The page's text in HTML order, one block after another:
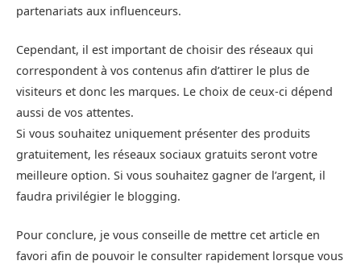
partenariats aux influenceurs.
Cependant, il est important de choisir des réseaux qui
correspondent à vos contenus afin d’attirer le plus de
visiteurs et donc les marques. Le choix de ceux-ci dépend
aussi de vos attentes.
Si vous souhaitez uniquement présenter des produits
gratuitement, les réseaux sociaux gratuits seront votre
meilleure option. Si vous souhaitez gagner de l’argent, il
faudra privilégier le blogging.
Pour conclure, je vous conseille de mettre cet article en
favori afin de pouvoir le consulter rapidement lorsque vous